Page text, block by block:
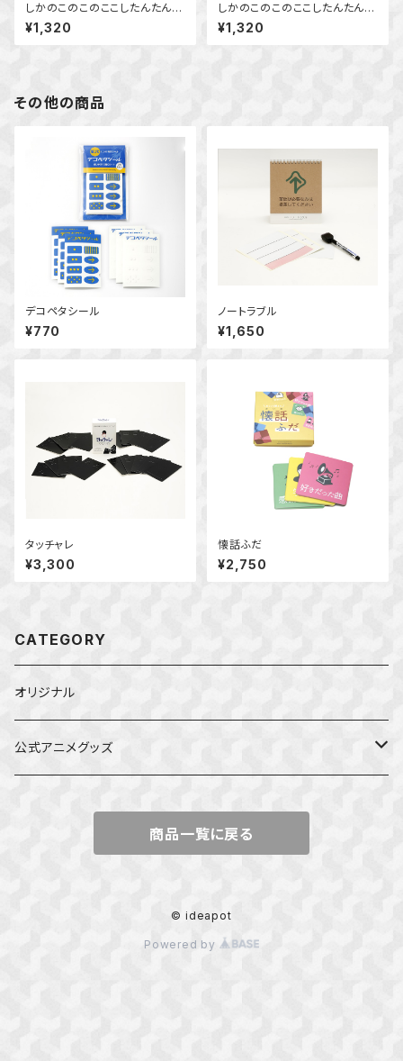
しかのこのこのここしたんたん
アクリルコースター 馬車芽 め
め
¥1,320
しかのこのこのここしたんたん
アクリルコースター 猫山田 根
子
¥1,320
その他の商品
デコペタシール
¥770
ノートラブル
¥1,650
タッチャレ
¥3,300
懐話ふだ
¥2,750
CATEGORY
オリジナル
公式アニメグッズ
ダンジョンの中のひと
商品一覧に戻る
© ideapot
Powered by